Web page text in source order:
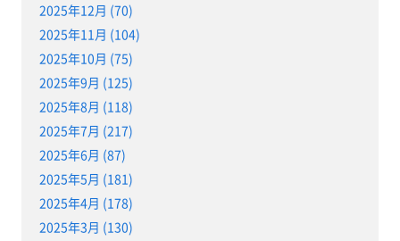
2025年12月 (70)
2025年11月 (104)
2025年10月 (75)
2025年9月 (125)
2025年8月 (118)
2025年7月 (217)
2025年6月 (87)
2025年5月 (181)
2025年4月 (178)
2025年3月 (130)